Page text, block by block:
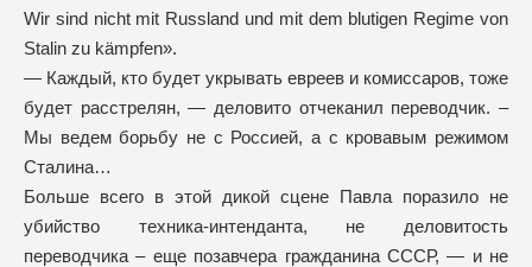
Wir sind nicht mit Russland und mit dem blutigen Regime von
Stalin zu kämpfen».
— Каждый, кто будет укрывать евреев и комиссаров, тоже
будет расстрелян, — деловито отчеканил переводчик. –
Мы ведем борьбу не с Россией, а с кровавым режимом
Сталина…
Больше всего в этой дикой сцене Павла поразило не
убийство техника-интенданта, не деловитость
переводчика – еще позавчера гражданина СССР, — и не